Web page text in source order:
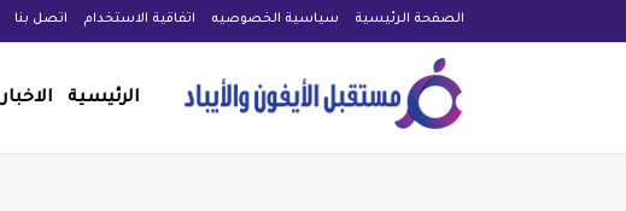
الصفحة الرئيسية سياسية الخصوصيه اتفاقية الاستخدام اتصل بنا
الرئيسية الاخبار